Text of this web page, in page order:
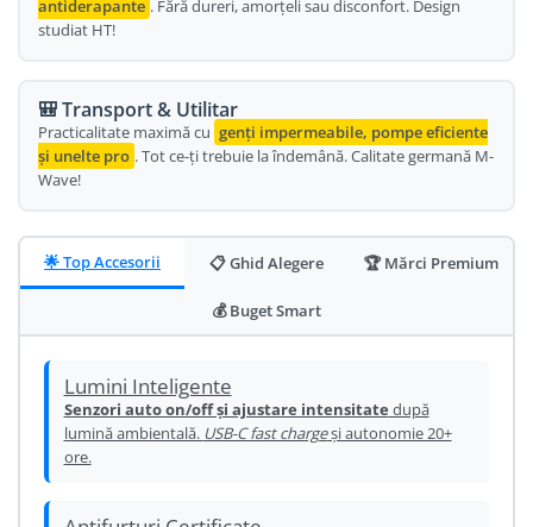
Roti ajutatoare
Butuci Roata
Schimbator Pinioane
Schimbator Foi
Etrier frana
Jante
Ureche cadru
Disc frana
Cuvete
Monobloc
antiderapante . Fără dureri, amorțeli sau disconfort. Design
studiat HT!
🎒 Transport & Utilitar
Practicalitate maximă cu genți impermeabile, pompe eficiente
și unelte pro . Tot ce-ți trebuie la îndemână. Calitate germană M-
Wave!
🌟 Top Accesorii 📋 Ghid Alegere 🏆 Mărci Premium
💰 Buget Smart
Lumini Inteligente
Senzori auto on/off și ajustare intensitate după
lumină ambientală. USB-C fast chargeși autonomie 20+
ore.